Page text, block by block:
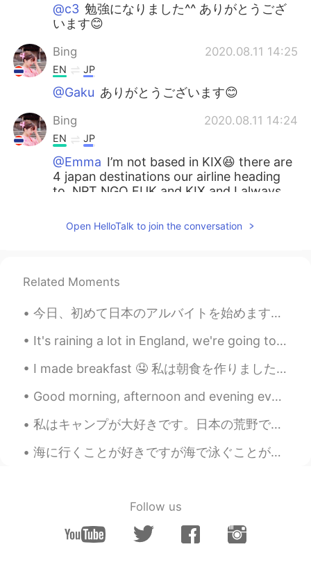
@c3 勉強になりました^^ ありがとうござ
います😊
Bing 2020.08.11 14:25
EN JP
@Gaku ありがとうございます😊
Bing 2020.08.11 14:24
EN JP
@Emma I’m not based in KIX😆 there are
4 japan destinations our airline heading
to, NRT NGO FUK and KIX and I always
bought me this one😳☺️
5ヶ月も仕事がないんですか。今からもっ
と仕事が減ると言われていますが本当に大
変ですね。 保証もない感じですか？
kazi 2020.08.11 14:11
JP EN
新型コロナウイルスの影響で仕事を出
来なくなったのはもう5ヵ月間になりま
した😂！
来なくなってからもう5ヵ月間になりま
CAを辞めないでください。 いつかまた飛
Open HelloTalk to join the conversation
Related Moments
今日、初めて日本のアルバイトを始めます‼️(*^o^*)笑笑 超緊張して怖くて嬉しくてわかりません！ww OMG I start my part time job for the first t...
It's raining a lot in England, we're going to have a storm soon!! I love the rain. What's it like...
I made breakfast 🤤 私は朝食を作りました This is a very 'Australian style' breakfast. Though it would usual...
Good morning, afternoon and evening everyone! I’ve been a busy bee. 🐝 Unboxing Positivity- Part...
私はキャンプが大好きです。日本の荒野でキャンプしたい There is no greater feeling than being one with nature. I look forwar...
海に行くことが好きですが海で泳ぐことが苦手です。波が怖いから。海を制御できません。怖くても、泳ぎて、シュノーケリングしました。魚を見るのが楽しすぎちゃった。岸から離れすぎて泳いだ。波は私を岸に泳...
Follow us